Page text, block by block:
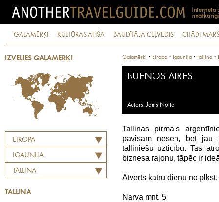
GALAMĒRĶI KULTŪRAS AFIŠA BAUDĪTĀJA CEĻVEDIS CITĀDI
IZVĒLIES GALAMĒRĶI
EIROPA
IGAUNIJA
TALLINA
TALLINA
Galamērķi · Eiropa · Igaunija · Tallina ·
BUENOS AIRES
Autors: Jānis Notte
Tallinas pirmais
pavisam nesen, bet jau
talliniešu uzticību. Tas
biznesa rajonu, tāpēc ir
Atvērts katru dienu no
Narva mnt. 5